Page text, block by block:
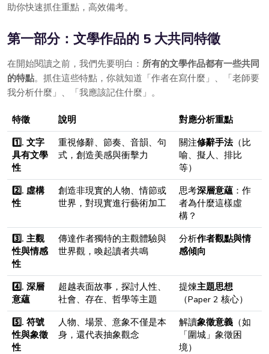
助你快速抓住重點，高效備考。
第一部分：文學作品的 5 大共同特徵
在開始閱讀之前，我們先要明白： 所有的文學作品都有一些共同
的特點。抓住這些特點，你就知道「作者在寫什麼」、「老師要
我分析什麼」、「我應該記住什麼」。
特徵 說明
對應分析重點
1️⃣. 文字
具有文學
性
重視修辭、節奏、音韻、句
式，創造美感與衝擊力
關注修辭手法（比
喻、擬人、排比
等）
2️⃣. 虛構
性
創造非現實的人物、情節或
世界，對現實進行藝術加工
思考深層意蘊 ：作
者為什麼這樣虛
構？
3️⃣. 主觀
性與情感
性
傳達作者獨特的主觀體驗與
世界觀，喚起讀者共鳴
分析作者觀點與情
感傾向
4️⃣. 深層
意蘊
超越表面故事，探討人性、
社會、存在、哲學等主題
提煉主題思想
（Paper 2 核心）
5️⃣. 符號
性與象徵
性
人物、場景、意象不僅是本
身，還代表抽象觀念
解讀象徵意義 （如
「圍城」象徵困
境）